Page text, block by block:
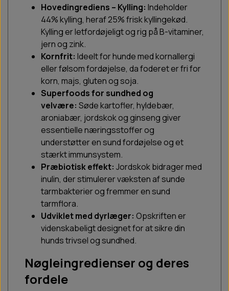
Hovedingrediens – Kylling: Indeholder
44% kylling, heraf 25% frisk kyllingekød.
Kylling er letfordøjeligt og rig på B-vitaminer,
jern og zink.
Kornfrit: Ideelt for hunde med kornallergi
eller følsom fordøjelse, da foderet er fri for
korn, majs, gluten og soja.
Superfoods for sundhed og
velvære: Søde kartofler, hyldebær,
aroniabær, jordskok og ginseng giver
essentielle næringsstoffer og
understøtter en sund fordøjelse og et
stærkt immunsystem.
Præbiotisk effekt: Jordskok bidrager med
inulin, der stimulerer væksten af sunde
tarmbakterier og fremmer en sund
tarmflora.
Udviklet med dyrlæger: Opskriften er
videnskabeligt designet for at sikre din
hunds trivsel og sundhed.
Nøgleingredienser og deres
fordele